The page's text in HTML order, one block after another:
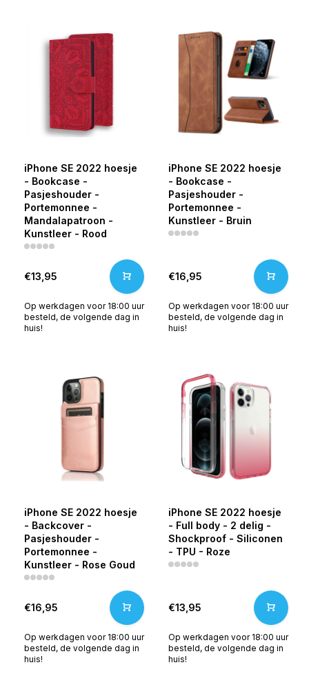
iPhone SE 2022 hoesje
- Bookcase -
Pasjeshouder -
Portemonnee -
Mandalapatroon -
Kunstleer - Rood
€13,95
Op werkdagen voor 18:00 uur
besteld, de volgende dag in
huis!
iPhone SE 2022 hoesje
- Bookcase -
Pasjeshouder -
Portemonnee -
Kunstleer - Bruin
€16,95
Op werkdagen voor 18:00 uur
besteld, de volgende dag in
huis!
iPhone SE 2022 hoesje
- Backcover -
Pasjeshouder -
Portemonnee -
Kunstleer - Rose Goud
€16,95
Op werkdagen voor 18:00 uur
besteld, de volgende dag in
huis!
iPhone SE 2022 hoesje
- Full body - 2 delig -
Shockproof - Siliconen
- TPU - Roze
€13,95
Op werkdagen voor 18:00 uur
besteld, de volgende dag in
huis!